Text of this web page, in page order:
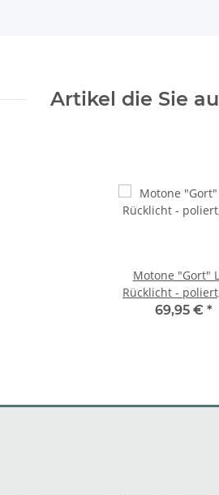
Artikel die Sie
Motone "Gort"
Rücklicht -
69,95 € *